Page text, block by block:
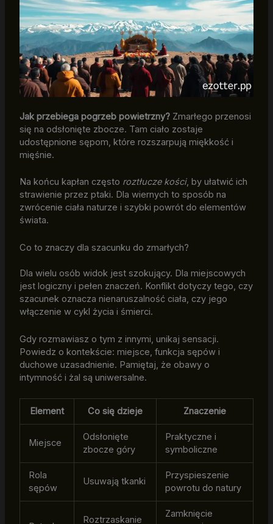
Jak przebiega pogrzeb powietrzny?Zmarłego przenosi
się na odsłonięte zbocze. Tam ciało zostaje
udostępnione sępom, które rozszarpują miękkość i
mięśnie.
Na końcu kapłan często roztłucze kości, by ułatwić ich
strawienie przez ptaki. Dla wiernych to sposób na
zwrócenie ciała naturze i szybki powrót do elementów
świata.
Co to znaczy dla szacunku do zmarłych?
Dla wielu osób widok jest szokujący. Dla miejscowych
jest logiczny i pełen znaczeń. Konflikt dotyczy tego, czy
szacunek oznacza nienaruszalność ciała, czy jego
włączenie w cykl życia i śmierci.
Gdy rozmawiasz o tym z innymi, unikaj sensacji.
Powiedz o kontekście: miejsce, funkcja sępów i
duchowe uzasadnienie. Pamiętaj, że obawy o
intymność i żal są uniwersalne.
Element Co się dzieje Znaczenie
Miejsce
Odsłonięte
zbocze góry
Praktyczne i
symboliczne
Rola
sępów
Usuwają tkanki
Przyspieszenie
powrotu do natury
Roztrzaskanie
Zamknięcie